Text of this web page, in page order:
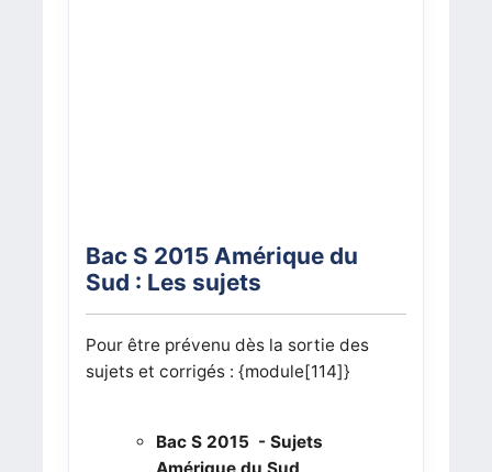
Bac S 2015 Amérique du
Sud : Les sujets
Pour être prévenu dès la sortie des
sujets et corrigés : {module[114]}
Bac S 2015 - Sujets